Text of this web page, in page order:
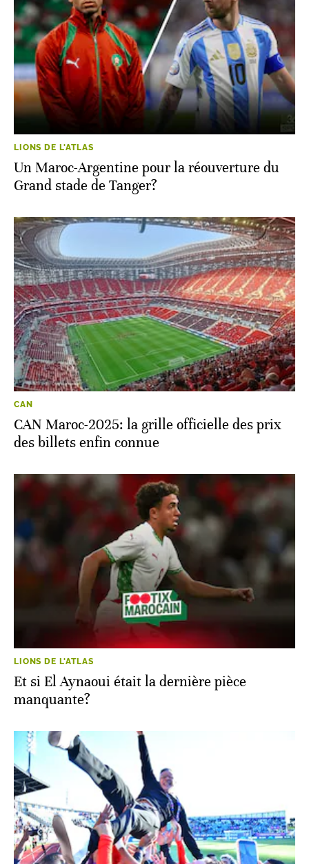
LIONS DE L'ATLAS
Un Maroc-Argentine pour la réouverture du
Grand stade de Tanger?
CAN
CAN Maroc-2025: la grille officielle des prix
des billets enfin connue
LIONS DE L'ATLAS
Et si El Aynaoui était la dernière pièce
manquante?